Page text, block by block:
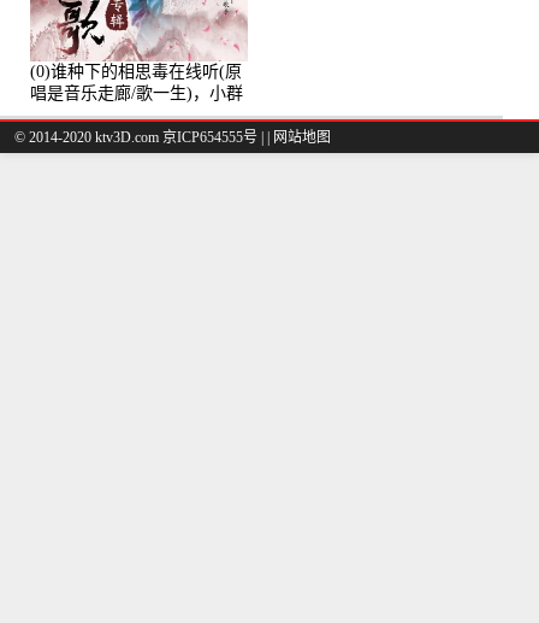
(0)谁种下的相思毒在线听(原
唱是音乐走廊/歌一生)，小群
演唱点播:8975次
© 2014-2020 ktv3D.com 京ICP654555号 | 网站地图